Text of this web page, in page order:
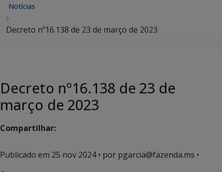
Notícias
Decreto nº16.138 de 23 de março de 2023
Decreto nº16.138 de 23 de
março de 2023
Compartilhar:
Publicado em 25 nov 2024• por pgarcia@fazenda.ms •